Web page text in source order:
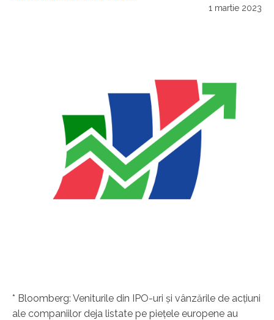
1 martie 2023
* Bloomberg: Veniturile din IPO-uri şi vânzările de acţiuni
ale companiilor deja listate pe pieţele europene au